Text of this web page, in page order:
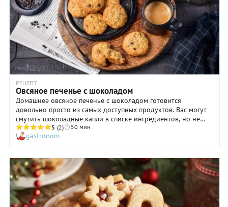
РЕЦЕПТ
Овсяное печенье с шоколадом
Домашнее овсяное печенье с шоколадом готовится
довольно просто из самых доступных продуктов. Вас могут
смутить шоколадные капли в списке ингредиентов, но не
волнуйтесь: если не найдете их в магазине, купите плитку
хорошего шоколада — мы подскажем, что с ней сделать.
Миндальные лепестки можно заменить нарезанным
миндалем или вовсе обойтись без них. Что касается
тростникового сахара, то проблем быть не должно — в
большинстве супермаркетов он есть. По нашему пошаговому
рецепту у вас получится сладкое и жирненькое печенье,
совсем не ПП. Но при желании вы можете
поэкспериментировать и уменьшить количество сахара.
5 (2) 50 мин
gastronom